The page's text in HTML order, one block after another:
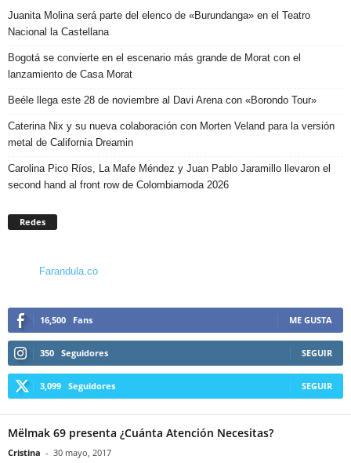
Juanita Molina será parte del elenco de «Burundanga» en el Teatro
Nacional la Castellana
Bogotá se convierte en el escenario más grande de Morat con el
lanzamiento de Casa Morat
Beéle llega este 28 de noviembre al Davi Arena con «Borondo Tour»
Caterina Nix y su nueva colaboración con Morten Veland para la versión
metal de California Dreamin
Carolina Pico Ríos, La Mafe Méndez y Juan Pablo Jaramillo llevaron el
second hand al front row de Colombiamoda 2026
Redes
Farandula.co
16,500 Fans ME GUSTA
350 Seguidores SEGUIR
3,099 Seguidores SEGUIR
Mëlmak 69 presenta ¿Cuánta Atención Necesitas?
Cristina - 30 mayo, 2017